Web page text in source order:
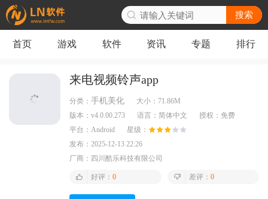
搜索
首页 游戏 软件 资讯 专题 排行
来电视频铃声app
分类： 手机美化 大小： 71.86M
版本： v4.0.00.273 语言： 简体中文 授权： 免费
平台： Android
星级：
发布： 2025-12-13 22:26
厂商： 四川酷乐科技有限公司
好评： 0 差评： 0